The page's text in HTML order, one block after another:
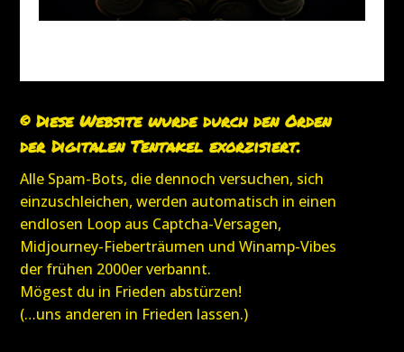
© Diese Website wurde durch den Orden
der Digitalen Tentakel exorzisiert.
Alle Spam-Bots, die dennoch versuchen, sich
einzuschleichen, werden automatisch in einen
endlosen Loop aus Captcha-Versagen,
Midjourney-Fieberträumen und Winamp-Vibes
der frühen 2000er verbannt.
Mögest du in Frieden abstürzen!
(…uns anderen in Frieden lassen.)